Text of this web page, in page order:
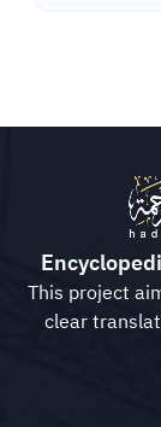
This project
clear